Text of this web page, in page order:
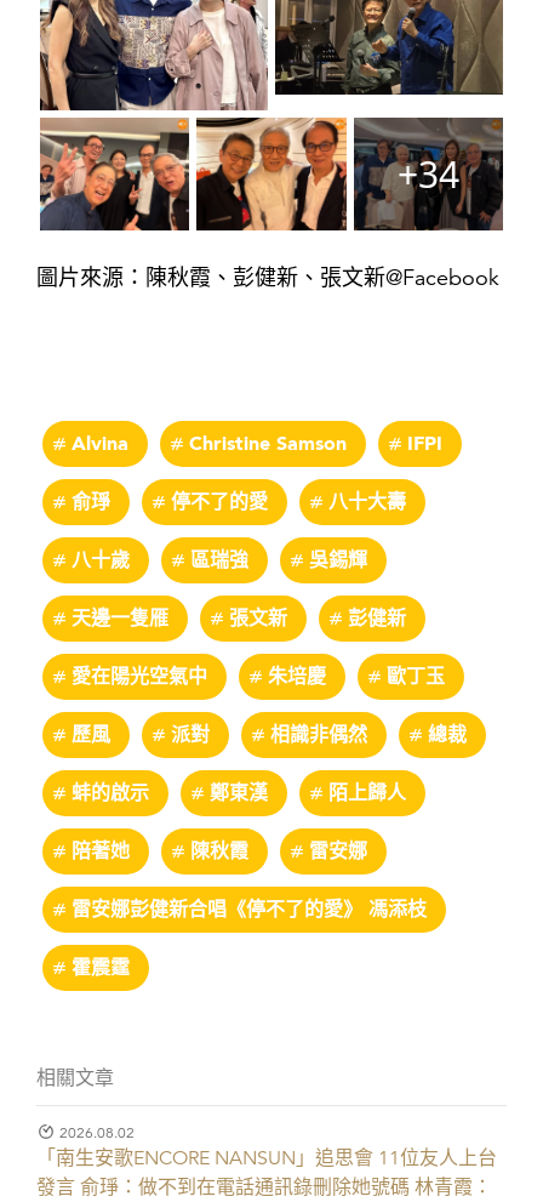
+34
圖片來源：陳秋霞、彭健新、張文新@Facebook
Alvina Christine Samson IFPI
俞琤 停不了的愛 八十大壽
八十歲 區瑞強 吳錫輝
天邊一隻雁 張文新 彭健新
愛在陽光空氣中 朱培慶 歐丁玉
歷風 派對 相識非偶然 總裁
蚌的啟示 鄭東漢 陌上歸人
陪著她 陳秋霞 雷安娜
雷安娜彭健新合唱《停不了的愛》 馮添枝
霍震霆
相關文章
2026.08.02
「南生安歌ENCORE NANSUN」追思會 11位友人上台
發言 俞琤：做不到在電話通訊錄刪除她號碼 林青霞：